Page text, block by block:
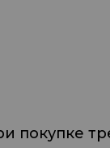
покупке